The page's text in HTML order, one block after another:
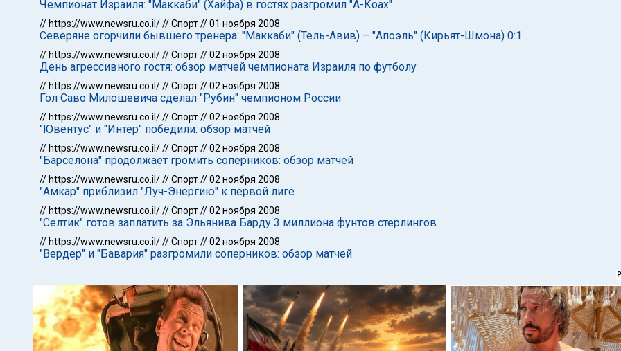
Чемпионат Израиля: "Маккаби" (Хайфа) в гостях разгромил "А-Коах"
// https://www.newsru.co.il///Спорт//01 ноября 2008
Северяне огорчили бывшего тренера: "Маккаби" (Тель-Авив) – "Апоэль" (Кирьят-Шмона) 0:1
// https://www.newsru.co.il///Спорт//02 ноября 2008
День агрессивного гостя: обзор матчей чемпионата Израиля по футболу
// https://www.newsru.co.il///Спорт//02 ноября 2008
Гол Саво Милошевича сделал "Рубин" чемпионом России
// https://www.newsru.co.il///Спорт//02 ноября 2008
"Ювентус" и "Интер" победили: обзор матчей
// https://www.newsru.co.il///Спорт//02 ноября 2008
"Барселона" продолжает громить соперников: обзор матчей
// https://www.newsru.co.il///Спорт//02 ноября 2008
"Амкар" приблизил "Луч-Энергию" к первой лиге
// https://www.newsru.co.il///Спорт//02 ноября 2008
"Селтик" готов заплатить за Эльянива Барду 3 миллиона фунтов стерлингов
// https://www.newsru.co.il///Спорт//02 ноября 2008
"Вердер" и "Бавария" разгромили соперников: обзор матчей